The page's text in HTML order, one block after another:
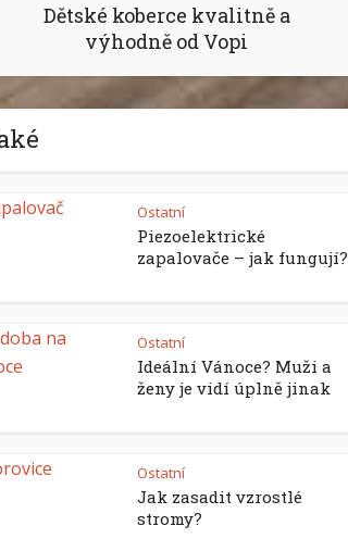
Dětské koberce kvalitně a
výhodně od Vopi
Ostatní
Piezoelektrické
zapalovače – jak fungují?
Ostatní
Ideální Vánoce? Muži a
ženy je vidí úplně jinak
Ostatní
Jak zasadit vzrostlé
stromy?